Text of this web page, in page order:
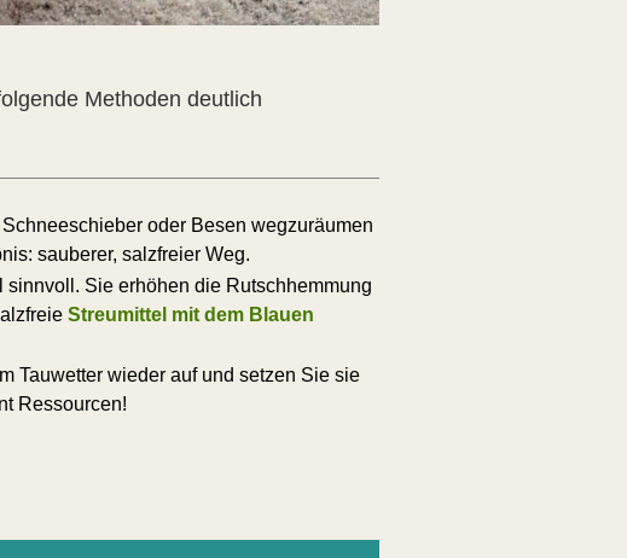
Methoden deutlich
oder Besen wegzuräumen
sauberer, salzfreier Weg.
Sie erhöhen die Rutschhemmung
Streumittel mit dem Blauen
Tauwetter wieder auf und setzen Sie sie
Ressourcen!